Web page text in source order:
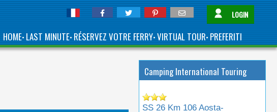
LOGIN
HOME•LAST MINUTE•RÉSERVEZ VOTRE FERRY•VIRTUAL TOUR•PREFERITI
Camping International Touring
SS 26 Km 106 Aosta-